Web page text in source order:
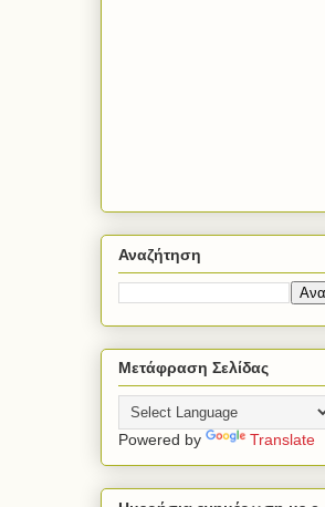
Αναζήτηση
Μετάφραση Σελίδας
Powered by Translate